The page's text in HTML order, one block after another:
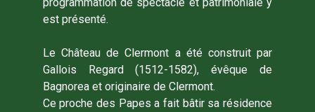
est présenté.
Le Château de Clermont a été construit par
Gallois Regard (1512-1582), évêque de
Bagnorea et originaire de Clermont.
Ce proche des Papes a fait bâtir sa résidence